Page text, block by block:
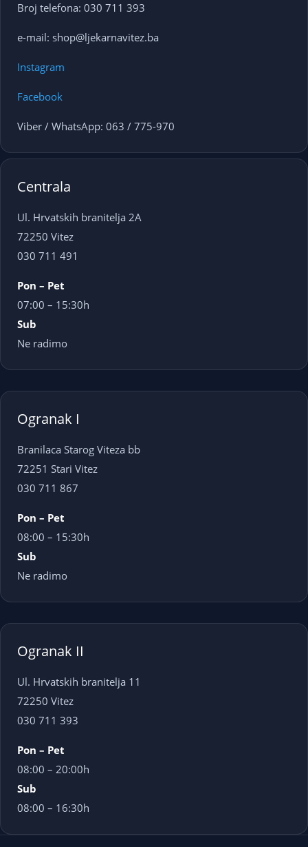
Broj telefona: 030 711 393
e-mail: shop@ljekarnavitez.ba
Instagram
Facebook
Viber / WhatsApp: 063 / 775-970
Centrala
Ul. Hrvatskih branitelja 2A
72250 Vitez
030 711 491
Pon – Pet
07:00 – 15:30h
Sub
Ne radimo
Ogranak I
Branilaca Starog Viteza bb
72251 Stari Vitez
030 711 867
Pon – Pet
08:00 – 15:30h
Sub
Ne radimo
Ogranak II
Ul. Hrvatskih branitelja 11
72250 Vitez
030 711 393
Pon – Pet
08:00 – 20:00h
Sub
08:00 – 16:30h